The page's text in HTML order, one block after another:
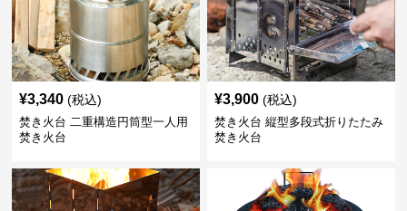
¥3,340 (税込)
焚き火台 二重構造円筒型一人用
焚き火台
¥3,900 (税込)
焚き火台 縦型多段式折りたたみ
焚き火台